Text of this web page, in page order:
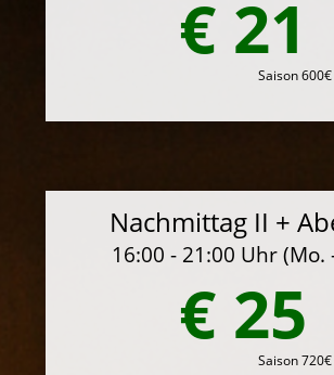
€ 21
Saison 600€
Nachmittag II +
16:00 - 21:00 Uhr (Mo.
€ 25
Saison 720€